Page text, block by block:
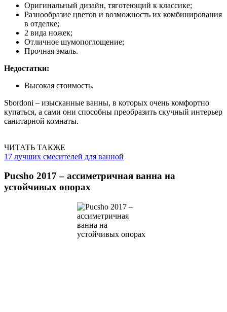
Оригинальный дизайн, тяготеющий к классике;
Разнообразие цветов и возможность их комбинирования
в отделке;
2 вида ножек;
Отличное шумопоглощение;
Прочная эмаль.
Недостатки:
Высокая стоимость.
Sbordoni – изысканные ванны, в которых очень комфортно
купаться, а сами они способны преобразить скучный интерьер
санитарной комнаты.
ЧИТАТЬ ТАКЖЕ
17 лучших смесителей для ванной
Pucsho 2017 – ассиметричная ванна на
устойчивых опорах